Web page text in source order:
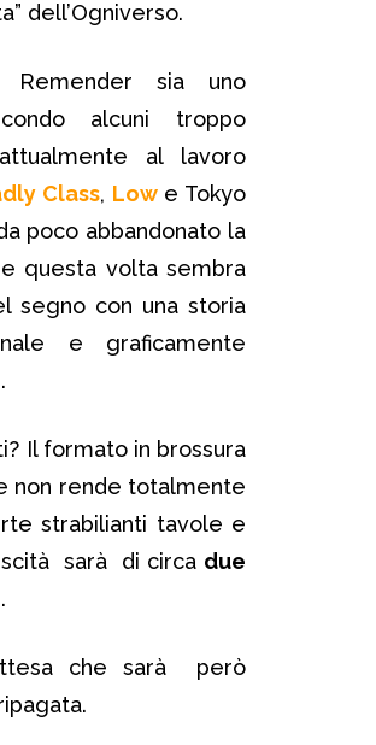
dell’Ogniverso.
Remender sia uno
alcuni troppo
al lavoro
Class, Lowe Tokyo
poco abbandonato la
questa volta sembra
segno con una storia
e graficamente
Il formato in brossura
non rende totalmente
strabilianti tavole e
sarà di circa due
.
che sarà però